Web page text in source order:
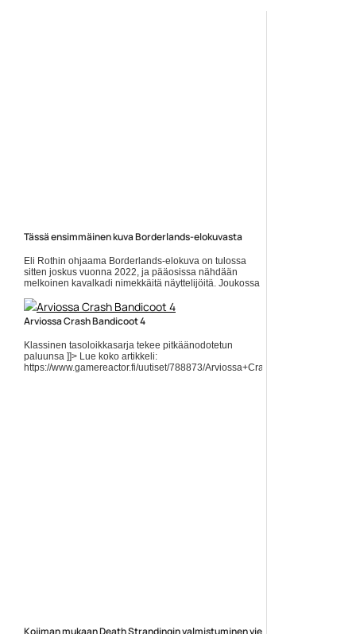
Tässä ensimmäinen kuva Borderlands-elokuvasta
Eli Rothin ohjaama Borderlands-elokuva on tulossa
sitten joskus vuonna 2022, ja pääosissa nähdään
melkoinen kavalkadi nimekkäitä näyttelijöitä. Joukossa
https://www.gamereactor.fi/uutiset/855823/Tassa+e...
Yleinen
Arviossa Crash Bandicoot 4
Klassinen tasoloikkasarja tekee pitkäänodotetun
paluunsa ]]> Lue koko artikkeli:
https://www.gamereactor.fi/uutiset/788873/Arviossa+Crash+Bandicoot+4/?
Kojiman mukaan Death Strandingin valmistuminen vie